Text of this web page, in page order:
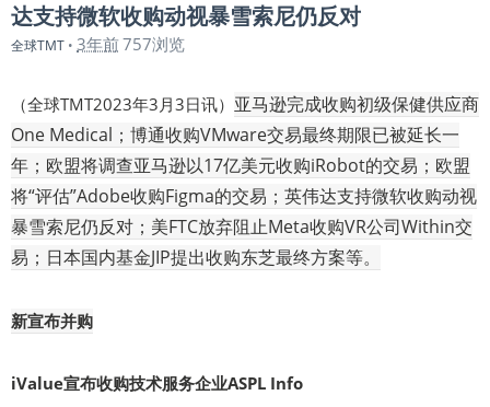
达支持微软收购动视暴雪索尼仍反对
全球TMT • 3年前757浏览
（全球TMT2023年3月3日讯） 亚马逊完成收购初级保健供应商
One Medical；博通收购VMware交易最终期限已被延长一
年；欧盟将调查亚马逊以17亿美元收购iRobot的交易；欧盟
将“评估”Adobe收购Figma的交易；英伟达支持微软收购动视
暴雪索尼仍反对；美FTC放弃阻止Meta收购VR公司Within交
易；日本国内基金JIP提出收购东芝最终方案等。
新宣布并购
iValue宣布收购技术服务企业ASPL Info